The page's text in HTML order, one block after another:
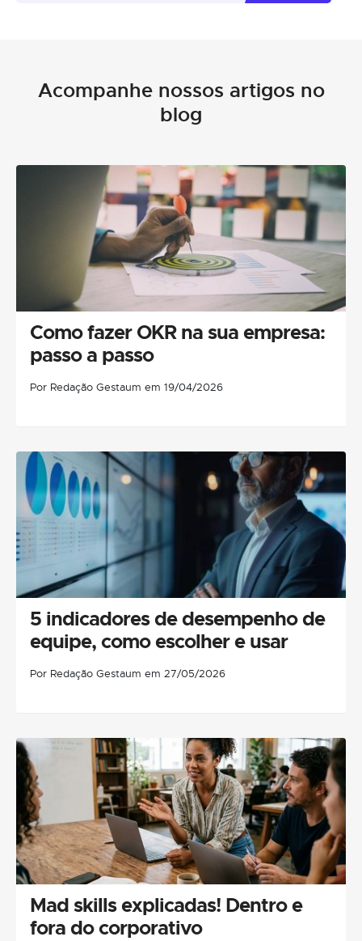
Acompanhe nossos artigos no
blog
Como fazer OKR na sua empresa:
passo a passo
Por Redação Gestaum em 19/04/2026
5 indicadores de desempenho de
equipe, como escolher e usar
Por Redação Gestaum em 27/05/2026
Mad skills explicadas! Dentro e
fora do corporativo